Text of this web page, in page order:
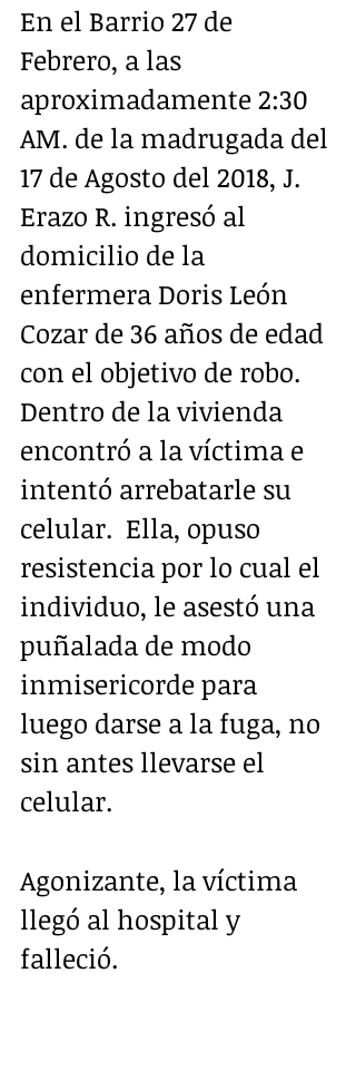
En el Barrio 27 de
Febrero, a las
aproximadamente 2:30
AM. de la madrugada del
17 de Agosto del 2018, J.
Erazo R. ingresó al
domicilio de la
enfermera Doris León
Cozar de 36 años de edad
con el objetivo de robo.
Dentro de la vivienda
encontró a la víctima e
intentó arrebatarle su
celular.  Ella, opuso
resistencia por lo cual el
individuo, le asestó una
puñalada de modo
inmisericorde para
luego darse a la fuga, no
sin antes llevarse el
celular.
Agonizante, la víctima
llegó al hospital y
falleció.